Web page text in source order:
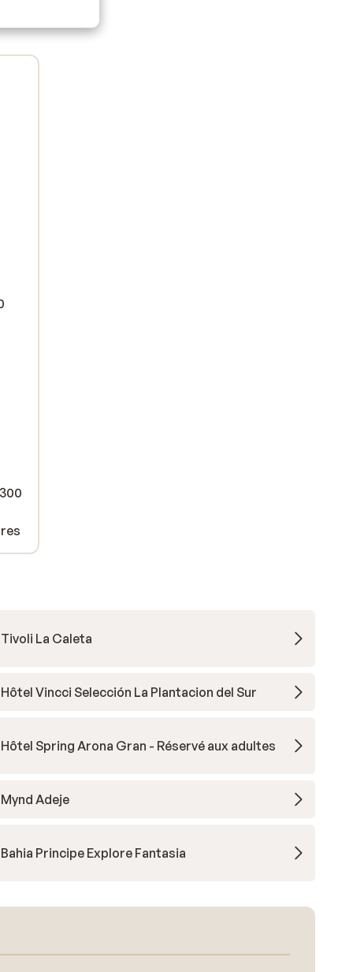
Tivoli La Caleta
Hôtel Vincci Selección La Plantacion del Sur
Hôtel Spring Arona Gran - Réservé aux adultes
Mynd Adeje
Bahia Principe Explore Fantasia